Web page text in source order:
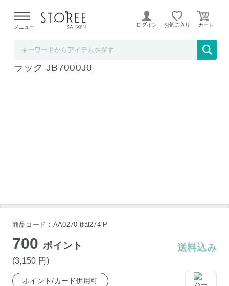
よる配送遅延が発生しております。
メニュー ログイン お気に入り
ティファール T-fal 充電式毛玉クリーナー ブ
ラック JB7000J0
商品コード：AA0270-tfal274-P
700ポイント
(3,150 円)
送料込み
ポイント/カード併用可